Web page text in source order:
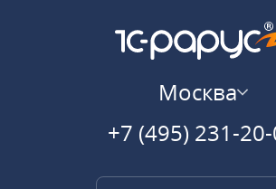
Москва
+7 (495) 231-